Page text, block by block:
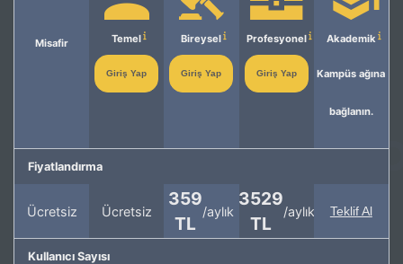
Misafir Temel
Giriş Yap
Bireysel
Giriş Yap
Profesyonel
Giriş Yap
Akademik
Kampüs ağına
bağlanın.
Fiyatlandırma
Ücretsiz Ücretsiz
359
TL
/aylık
3529
TL
/aylık Teklif Al
Kullanıcı Sayısı